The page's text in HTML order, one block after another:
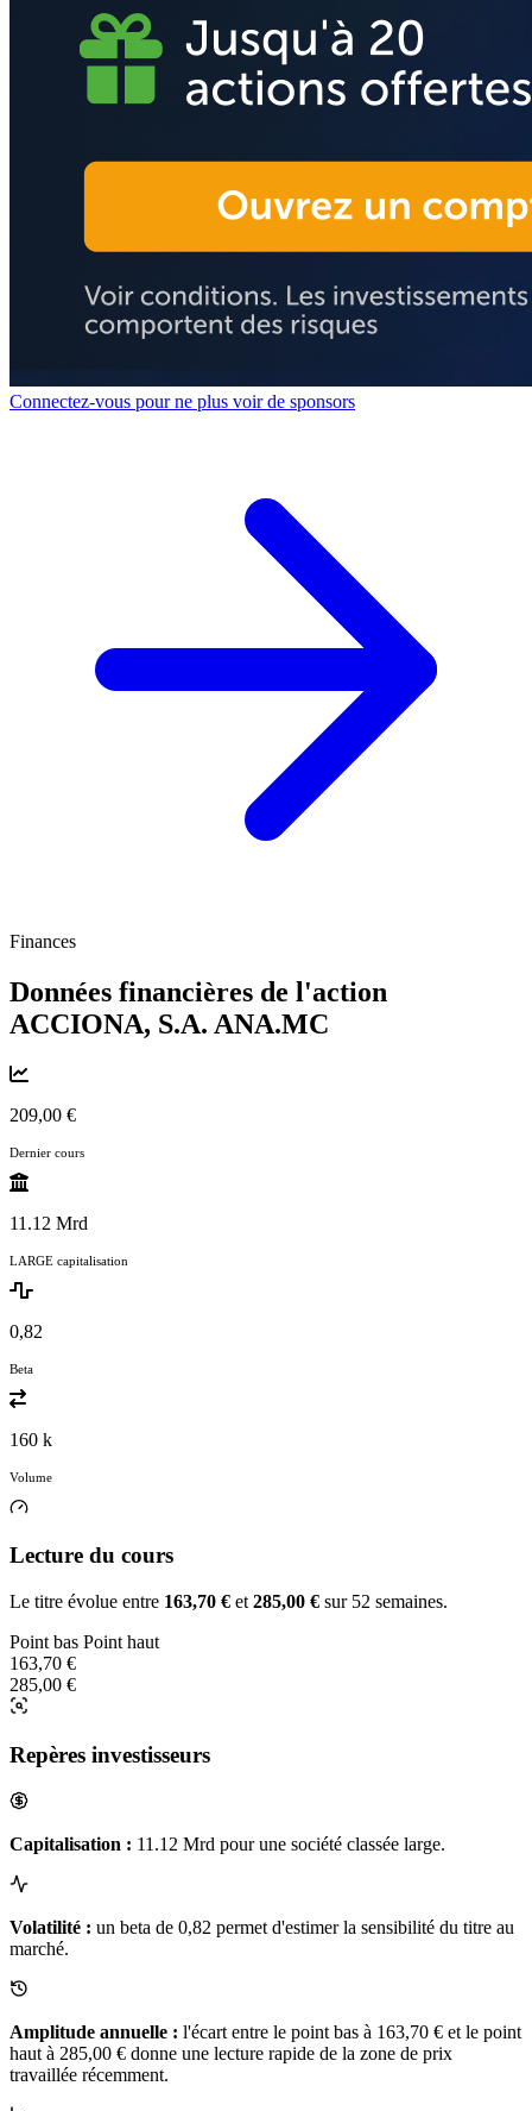
Connectez-vous pour ne plus voir de sponsors
Finances
Données financières de l'action
ACCIONA, S.A. ANA.MC
209,00 €
Dernier cours
11.12 Mrd
LARGE capitalisation
0,82
Beta
160 k
Volume
Lecture du cours
Le titre évolue entre 163,70 € et 285,00 € sur 52 semaines.
Point bas Point haut
163,70 €
285,00 €
Repères investisseurs
Capitalisation : 11.12 Mrd pour une société classée large.
Volatilité : un beta de 0,82 permet d'estimer la sensibilité du titre au
marché.
Amplitude annuelle : l'écart entre le point bas à 163,70 € et le point
haut à 285,00 € donne une lecture rapide de la zone de prix
travaillée récemment.